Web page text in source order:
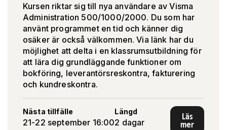
Kursen riktar sig till nya användare av Visma
Administration 500/1000/2000. Du som har
använt programmet en tid och känner dig
osäker är också välkommen. Via länk har du
möjlighet att delta i en klassrumsutbildning för
att lära dig grundläggande funktioner om
bokföring, leverantörsreskontra, fakturering
och kundreskontra.
Nästa tillfälle
21-22 september 16:00
Längd
2 dagar
Läs
mer